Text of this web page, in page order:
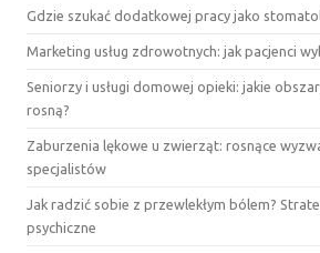
Gdzie szukać dodatkowej pracy jako
Marketing usług zdrowotnych: jak pacjenci
Seniorzy i usługi domowej opieki: jakie
rosną?
Zaburzenia lękowe u zwierząt: rosnące
specjalistów
Jak radzić sobie z przewlekłym bólem?
psychiczne